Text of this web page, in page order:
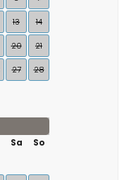
13 14
20 21
27 28
Sa So